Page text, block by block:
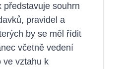
představuje souhrn
pravidel a
by se měl řídit
včetně vedení
ve vztahu k